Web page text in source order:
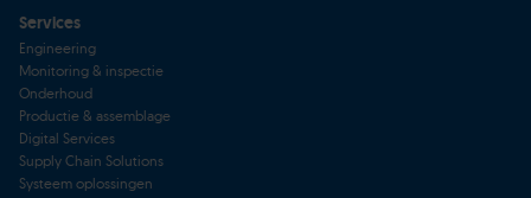
Services
Engineering
Monitoring & inspectie
Onderhoud
Productie & assemblage
Digital Services
Supply Chain Solutions
Systeem oplossingen